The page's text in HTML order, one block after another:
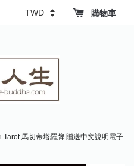
購物車
馬切蒂塔羅牌 贈送中文說明電子